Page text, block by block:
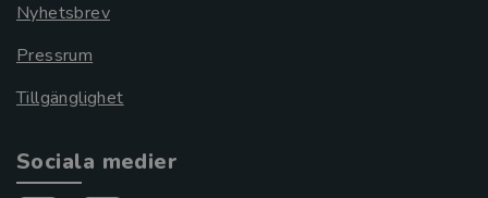
Nyhetsbrev
Pressrum
Tillgänglighet
Sociala medier